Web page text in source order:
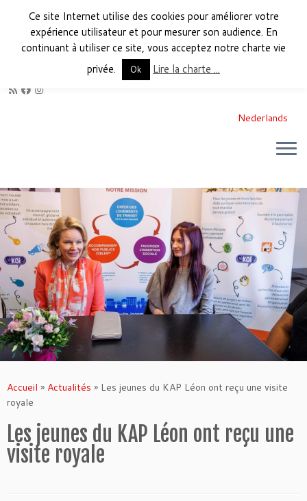
Nederlands
Accueil » Actualités » Les jeunes du KAP Léon ont reçu une visite
royale
Les jeunes du KAP Léon ont reçu une
visite royale
Ce site Internet utilise des cookies pour améliorer votre
expérience utilisateur et pour mesurer son audience. En
continuant à utiliser ce site, vous acceptez notre charte vie
privée.
Ok Lire la charte ...